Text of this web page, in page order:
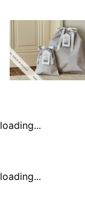
loading...
loading...